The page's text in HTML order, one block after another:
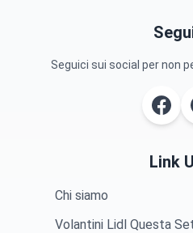
Seguici sui social per non
Link
Chi siamo
Volantini Lidl Questa